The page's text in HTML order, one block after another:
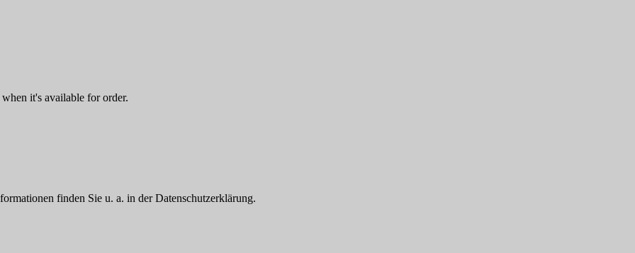
it's available for order.
finden Sie u. a. in der Datenschutzerklärung.